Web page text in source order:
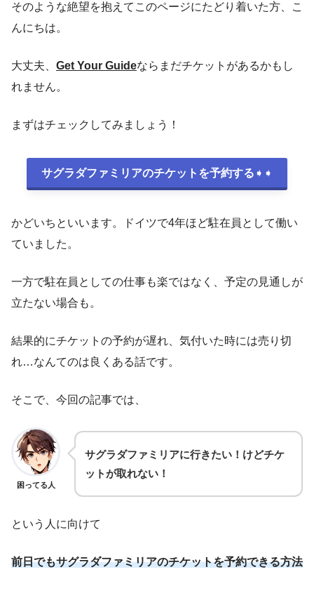
そのような絶望を抱えてこのページにたどり着いた方、こ
んにちは。
大丈夫、 Get Your Guideならまだチケットがあるかもし
れません。
まずはチェックしてみましょう！
サグラダファミリアのチケットを予約する ➧➧
かどいちといいます。ドイツで4年ほど駐在員として働い
ていました。
一方で駐在員としての仕事も楽ではなく、予定の見通しが
立たない場合も。
結果的にチケットの予約が遅れ、気付いた時には売り切
れ…なんてのは良くある話です。
そこで、今回の記事では、
困ってる人
サグラダファミリアに行きたい！けどチケ
ットが取れない！
という人に向けて
前日でもサグラダファミリアのチケットを予約できる方法